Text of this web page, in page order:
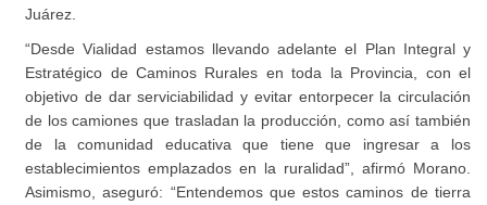
Juárez.
“Desde Vialidad estamos llevando adelante el Plan Integral y
Estratégico de Caminos Rurales en toda la Provincia, con el
objetivo de dar serviciabilidad y evitar entorpecer la circulación
de los camiones que trasladan la producción, como así también
de la comunidad educativa que tiene que ingresar a los
establecimientos emplazados en la ruralidad”, afirmó Morano.
Asimismo, aseguró: “Entendemos que estos caminos de tierra